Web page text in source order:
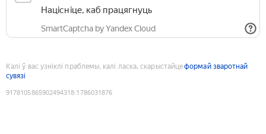
Націсніце, каб працягнуць
SmartCaptcha by Yandex Cloud
Калі ў вас узніклі праблемы, калі ласка, скарыстайцеформай зваротнай
сувязі
9178105865902494318:1786031876